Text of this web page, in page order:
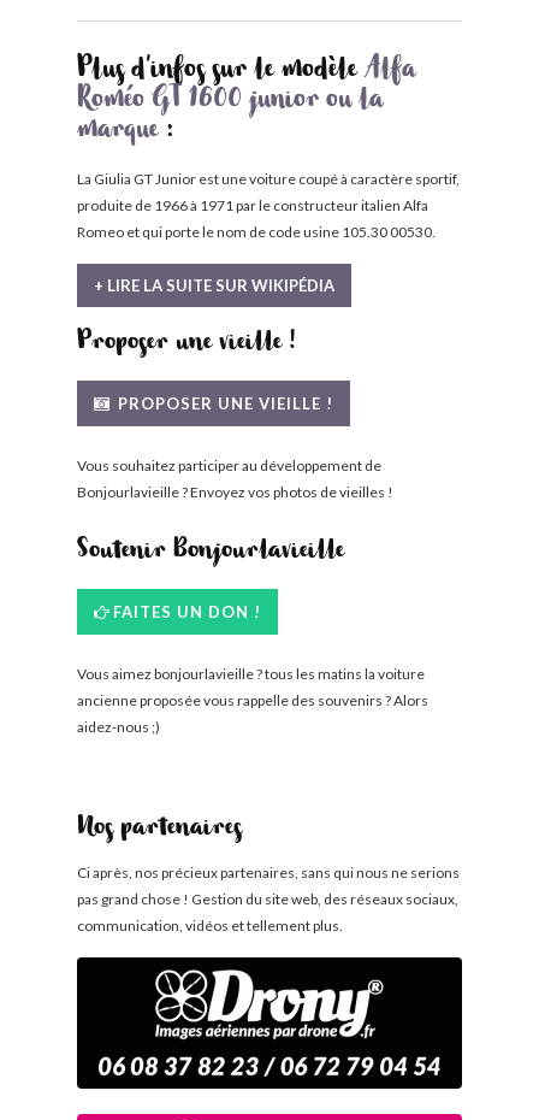
Plus d'infos sur le modèleAlfa
Roméo GT 1600 junior ou la
marque:
La Giulia GT Junior est une voiture coupé à caractère sportif,
produite de 1966 à 1971 par le constructeur italien Alfa
Romeo et qui porte le nom de code usine 105.30 00530.
+ LIRE LA SUITE SUR WIKIPÉDIA
Proposer une vieille !
PROPOSER UNE VIEILLE !
Vous souhaitez participer au développement de
Bonjourlavieille ? Envoyez vos photos de vieilles !
Soutenir Bonjourlavieille
FAITES UN DON !
Vous aimez bonjourlavieille ? tous les matins la voiture
ancienne proposée vous rappelle des souvenirs ? Alors
aidez-nous ;)
Nos partenaires
Ci après, nos précieux partenaires, sans qui nous ne serions
pas grand chose ! Gestion du site web, des réseaux sociaux,
communication, vidéos et tellement plus.